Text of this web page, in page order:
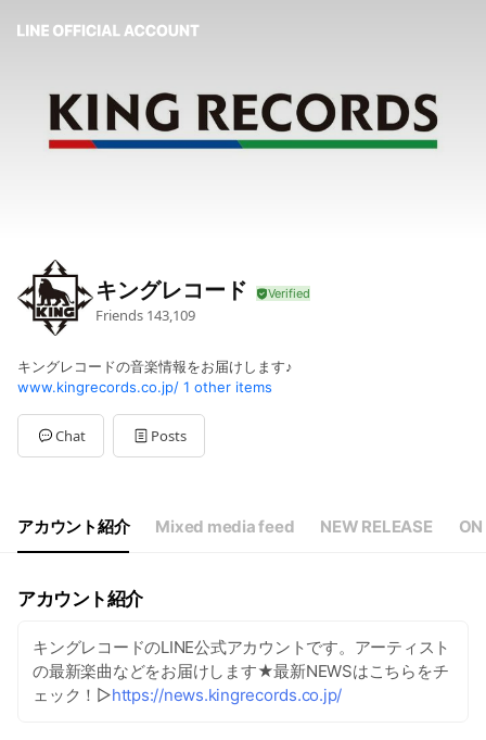
キングレコード
Friends 143,109
キングレコードの音楽情報をお届けします♪
www.kingrecords.co.jp/ 1 other items
Chat Posts
アカウント紹介 Mixed media feed NEW RELEASE
アカウント紹介
キングレコードのLINE公式アカウントです。アーティスト
の最新楽曲などをお届けします★最新NEWSはこちらをチ
ェック！▷https://news.kingrecords.co.jp/